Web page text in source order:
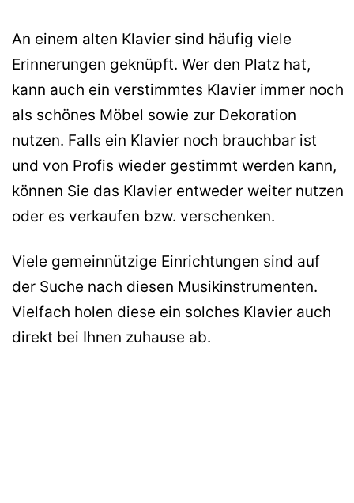
An einem alten Klavier sind häufig viele
Erinnerungen geknüpft. Wer den Platz hat,
kann auch ein verstimmtes Klavier immer noch
als schönes Möbel sowie zur Dekoration
nutzen. Falls ein Klavier noch brauchbar ist
und von Profis wieder gestimmt werden kann,
können Sie das Klavier entweder weiter nutzen
oder es verkaufen bzw. verschenken.
Viele gemeinnützige Einrichtungen sind auf
der Suche nach diesen Musikinstrumenten.
Vielfach holen diese ein solches Klavier auch
direkt bei Ihnen zuhause ab.